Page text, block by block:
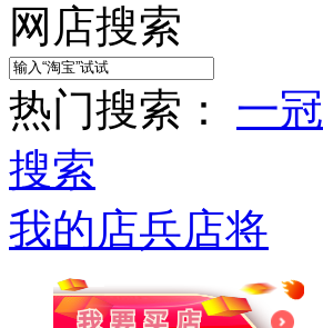
网店搜索
热门搜索： 一冠
搜索
我的店兵店将